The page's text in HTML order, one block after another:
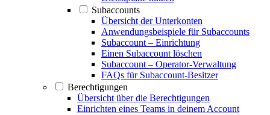
Subaccounts
Übersicht der Unterkonten
Anwendungsbeispiele für Subaccounts
Subaccount – Einrichtung
Einen Subaccount löschen
Subaccount – Operator-Verwaltung
FAQs für Subaccount-Besitzer
Berechtigungen
Übersicht über die Berechtigungen
Einrichten eines Teams in deinem Account